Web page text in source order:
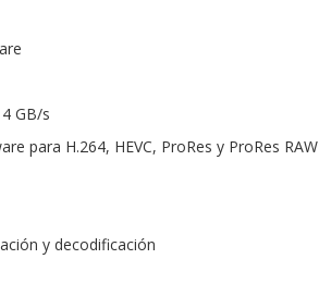
GB/s
para H.264, HEVC, ProRes y ProRes RAW
y decodificación